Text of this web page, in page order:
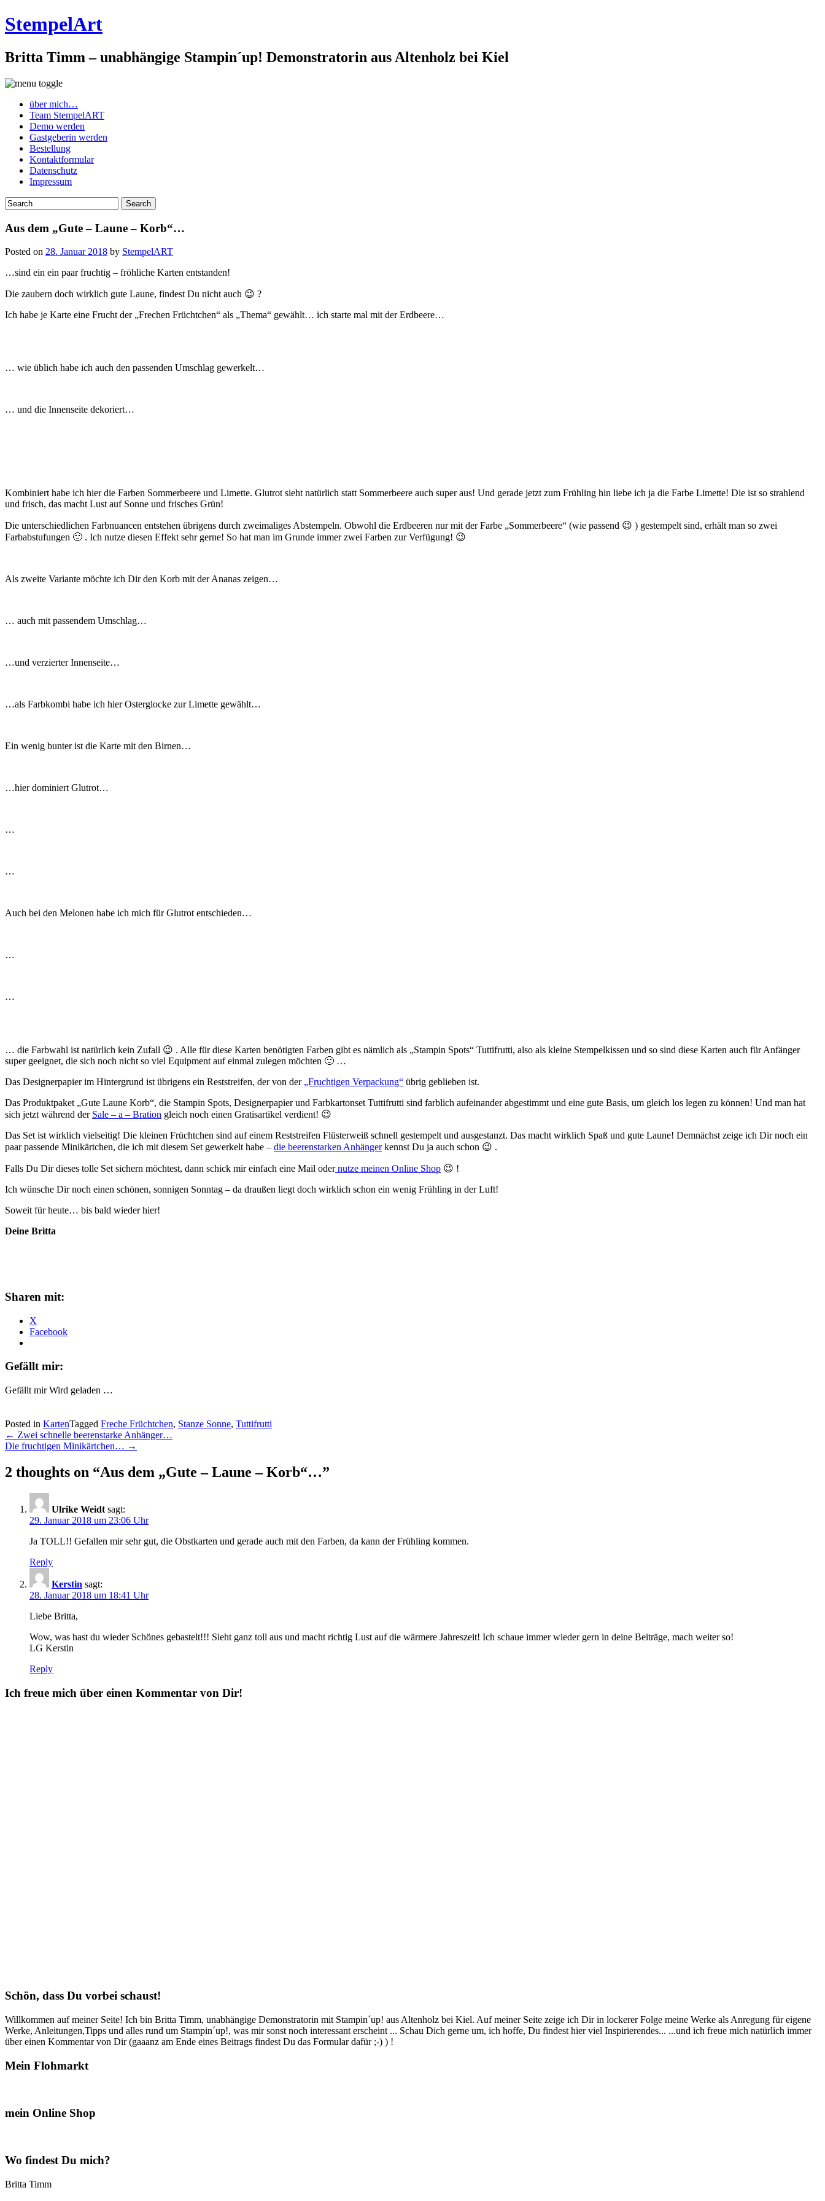
StempelArt
Britta Timm – unabhängige Stampin´up! Demonstratorin aus Altenholz bei Kiel
über mich…
Team StempelART
Demo werden
Gastgeberin werden
Bestellung
Kontaktformular
Datenschutz
Impressum
Aus dem „Gute – Laune – Korb“…
Posted on 28. Januar 2018 by StempelART
…sind ein ein paar fruchtig – fröhliche Karten entstanden!
Die zaubern doch wirklich gute Laune, findest Du nicht auch 😉 ?
Ich habe je Karte eine Frucht der „Frechen Früchtchen“ als „Thema“ gewählt… ich starte mal mit der Erdbeere…
… wie üblich habe ich auch den passenden Umschlag gewerkelt…
… und die Innenseite dekoriert…
Kombiniert habe ich hier die Farben Sommerbeere und Limette. Glutrot sieht natürlich statt Sommerbeere auch super aus! Und gerade jetzt zum Frühling hin liebe ich ja die Farbe Limette! Die ist so strahlend
und frisch, das macht Lust auf Sonne und frisches Grün!
Die unterschiedlichen Farbnuancen entstehen übrigens durch zweimaliges Abstempeln. Obwohl die Erdbeeren nur mit der Farbe „Sommerbeere“ (wie passend 😉 ) gestempelt sind, erhält man so zwei
Farbabstufungen 🙂 . Ich nutze diesen Effekt sehr gerne! So hat man im Grunde immer zwei Farben zur Verfügung! 😉
Als zweite Variante möchte ich Dir den Korb mit der Ananas zeigen…
… auch mit passendem Umschlag…
…und verzierter Innenseite…
…als Farbkombi habe ich hier Osterglocke zur Limette gewählt…
Ein wenig bunter ist die Karte mit den Birnen…
…hier dominiert Glutrot…
…
…
Auch bei den Melonen habe ich mich für Glutrot entschieden…
…
…
… die Farbwahl ist natürlich kein Zufall 😉 . Alle für diese Karten benötigten Farben gibt es nämlich als „Stampin Spots“ Tuttifrutti, also als kleine Stempelkissen und so sind diese Karten auch für Anfänger
super geeignet, die sich noch nicht so viel Equipment auf einmal zulegen möchten 🙂 …
Das Designerpapier im Hintergrund ist übrigens ein Reststreifen, der von der „Fruchtigen Verpackung“ übrig geblieben ist.
Das Produktpaket „Gute Laune Korb“, die Stampin Spots, Designerpapier und Farbkartonset Tuttifrutti sind farblich aufeinander abgestimmt und eine gute Basis, um gleich los legen zu können! Und man hat
sich jetzt während der Sale – a – Bration gleich noch einen Gratisartikel verdient! 😉
Das Set ist wirklich vielseitig! Die kleinen Früchtchen sind auf einem Reststreifen Flüsterweiß schnell gestempelt und ausgestanzt. Das macht wirklich Spaß und gute Laune! Demnächst zeige ich Dir noch ein
paar passende Minikärtchen, die ich mit diesem Set gewerkelt habe – die beerenstarken Anhängerkennst Du ja auch schon 😉 .
Falls Du Dir dieses tolle Set sichern möchtest, dann schick mir einfach eine Mail odernutze meinen Online Shop 😉 !
Ich wünsche Dir noch einen schönen, sonnigen Sonntag – da draußen liegt doch wirklich schon ein wenig Frühling in der Luft!
Soweit für heute… bis bald wieder hier!
Deine Britta
Sharen mit:
X
Facebook
Gefällt mir:
Gefällt mir Wird geladen …
Posted in KartenTagged Freche Früchtchen, Stanze Sonne, Tuttifrutti
Post
navigation
← Zwei schnelle beerenstarke Anhänger…
Die fruchtigen Minikärtchen… →
2 thoughts on “Aus dem „Gute – Laune – Korb“…”
Ulrike Weidt sagt:
29. Januar 2018 um 23:06 Uhr
Ja TOLL!! Gefallen mir sehr gut, die Obstkarten und gerade auch mit den Farben, da kann der Frühling kommen.
Reply
Kerstin sagt:
28. Januar 2018 um 18:41 Uhr
Liebe Britta,
Wow, was hast du wieder Schönes gebastelt!!! Sieht ganz toll aus und macht richtig Lust auf die wärmere Jahreszeit! Ich schaue immer wieder gern in deine Beiträge, mach weiter so!
LG Kerstin
Reply
Ich freue mich über einen Kommentar von Dir!
Schön, dass Du vorbei schaust!
Willkommen auf meiner Seite! Ich bin Britta Timm, unabhängige Demonstratorin mit Stampin´up! aus Altenholz bei Kiel. Auf meiner Seite zeige ich Dir in lockerer Folge meine Werke als Anregung für eigene
Werke, Anleitungen,Tipps und alles rund um Stampin´up!, was mir sonst noch interessant erscheint ... Schau Dich gerne um, ich hoffe, Du findest hier viel Inspirierendes... ...und ich freue mich natürlich immer
über einen Kommentar von Dir (gaaanz am Ende eines Beitrags findest Du das Formular dafür ;-) ) !
Mein Flohmarkt
mein Online Shop
Wo findest Du mich?
Britta Timm